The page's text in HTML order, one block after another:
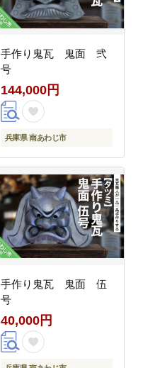
手作り鬼瓦 鬼面 弐
号
144,000円
兵庫県 南あわじ市
手作り鬼瓦 鬼面 伍
号
40,000円